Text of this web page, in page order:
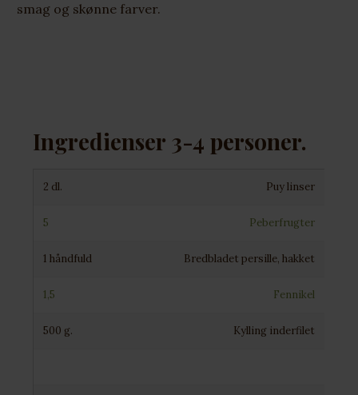
smag og skønne farver.
Ingredienser 3-4 personer.
2 dl. Puy linser
5 Peberfrugter
1 håndfuld Bredbladet persille, hakket
1,5 Fennikel
500 g. Kylling inderfilet